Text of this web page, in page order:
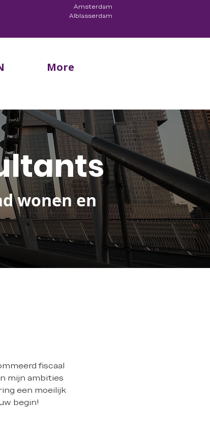
Amsterdam
Alblasserdam
More
wonen en
fiscaal
mijn ambities
een moeilijk
begin!